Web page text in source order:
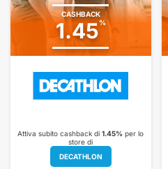
CASHBACK
1.45%
Attiva subito cashback di1.45% per lo
store di
DECATHLON